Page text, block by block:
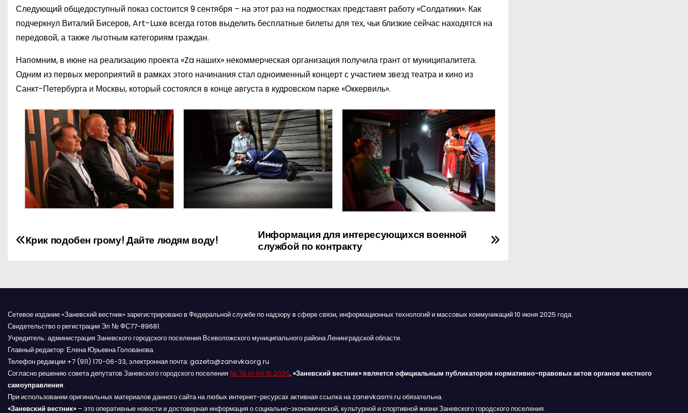
Следующий общедоступный показ состоится 9 сентября – на этот раз на подмостках представят работу «Солдатики». Как
подчеркнул Виталий Бисеров, Art-Luxe всегда готов выделить бесплатные билеты для тех, чьи близкие сейчас находятся на
передовой, а также льготным категориям граждан.
Напомним, в июне на реализацию проекта «Za наших» некоммерческая организация получила грант от муниципалитета.
Одним из первых мероприятий в рамках этого начинания стал одноименный концерт с участием звезд театра и кино из
Санкт-Петербурга и Москвы, который состоялся в конце августа в кудровском парке «Оккервиль».
Н
г
а
ц
и
Информация для интересующихся военной
службой по контракту
Крик подобен грому! Дайте людям воду!
Сетевое издание «Заневский вестник» зарегистрировано в Федеральной службе по надзору в сфере связи, информационных технологий и массовых коммуникаций 10 июня 2025 года.
Свидетельство о регистрации Эл № ФС77-89681.
Учредитель: администрация Заневского городского поселения Всеволожского муниципального района Ленинградской области.
Главный редактор: Елена Юрьевна Голованова.
Телефон редакции +7 (911) 170-06-33, электронная почта: gazeta@zanevkaorg.ru
Согласно решению совета депутатов Заневского городского поселения № 78 от 09.10.2025, «Заневский вестник» является официальным публикатором нормативно-правовых актов органов местного
самоуправления.
При использовании оригинальных материалов данного сайта на любых интернет-ресурсах активная ссылка на zanevkasmi.ru обязательна.
«Заневский вестник» – это оперативные новости и достоверная информация о социально-экономической, культурной и спортивной жизни Заневского городского поселения.